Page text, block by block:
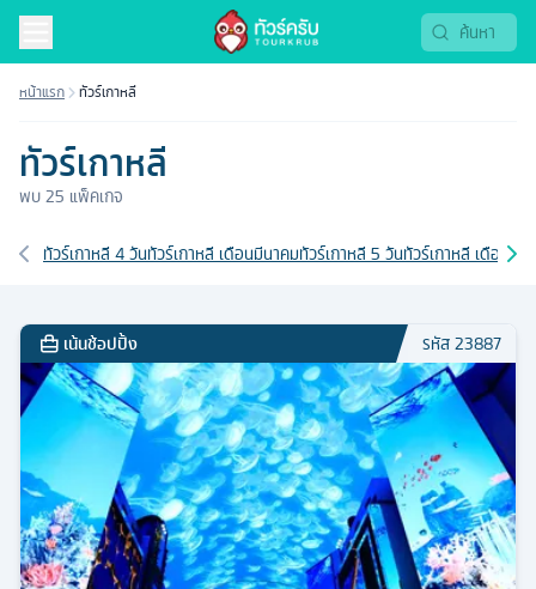
หน้าแรก ทัวร์เกาหลี
ทัวร์เกาหลี
พบ25 แพ็คเกจ
เส้นทางที่เกี่ยวข้อง
ทัวร์เกาหลี 4 วันทัวร์เกาหลี เดือนมีนาคมทัวร์เกาหลี 5 วันทัวร์เกาหลี เดือนกุ
เน้นช้อปปิ้ง รหัส23887